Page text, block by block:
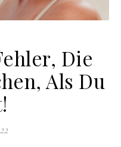
Die
Als Du